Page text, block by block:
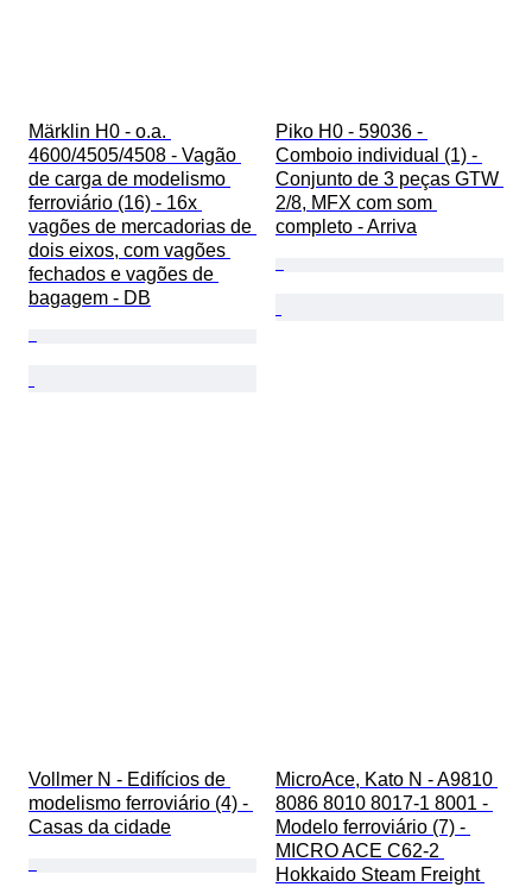
Märklin H0 - o.a.
4600/4505/4508 - Vagão
de carga de modelismo
ferroviário (16) - 16x
vagões de mercadorias de
dois eixos, com vagões
fechados e vagões de
bagagem - DB
Piko H0 - 59036 -
Comboio individual (1) -
Conjunto de 3 peças GTW
2/8, MFX com som
completo - Arriva
Vollmer N - Edifícios de
modelismo ferroviário (4) -
Casas da cidade
MicroAce, Kato N - A9810
8086 8010 8017-1 8001 -
Modelo ferroviário (7) -
MICRO ACE C62-2
Hokkaido Steam Freight